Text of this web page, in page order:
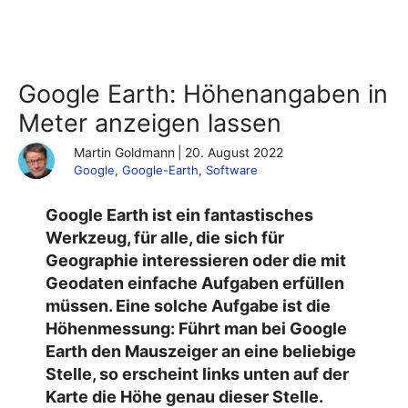
Google Earth: Höhenangaben in
Meter anzeigen lassen
Martin Goldmann 20. August 2022
Google, Google-Earth, Software
Google Earth ist ein fantastisches
Werkzeug, für alle, die sich für
Geographie interessieren oder die mit
Geodaten einfache Aufgaben erfüllen
müssen. Eine solche Aufgabe ist die
Höhenmessung: Führt man bei Google
Earth den Mauszeiger an eine beliebige
Stelle, so erscheint links unten auf der
Karte die Höhe genau dieser Stelle.